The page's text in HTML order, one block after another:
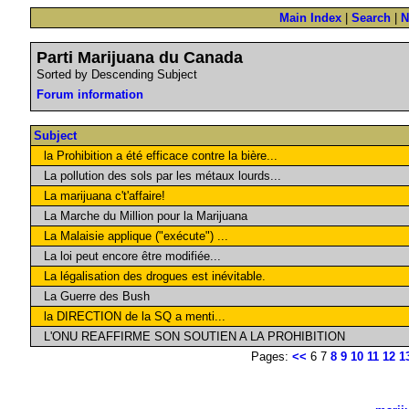
Main Index Search
Parti Marijuana du Canada
Sorted by Descending Subject
Forum information
Subject
la Prohibition a été efficace contre la bière...
La pollution des sols par les métaux lourds...
La marijuana c't'affaire!
La Marche du Million pour la Marijuana
La Malaisie applique ("exécute") ...
La loi peut encore être modifiée...
La légalisation des drogues est inévitable.
La Guerre des Bush
la DIRECTION de la SQ a menti...
L'ONU REAFFIRME SON SOUTIEN A LA PROHIBITION
Pages: << 6 7 8 9 10 11 12